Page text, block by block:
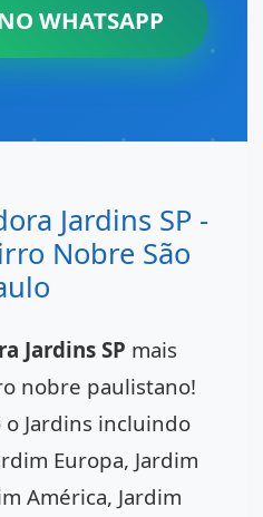
WHATSAPP
Jardins SP -
Nobre São
Jardins SP mais
nobre paulistano!
Jardins incluindo
Europa, Jardim
América, Jardim